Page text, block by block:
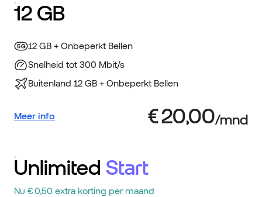
12 GB
12 GB + Onbeperkt Bellen
Snelheid tot 300 Mbit/s
Buitenland 12 GB + Onbeperkt Bellen
Meer info
Unlimited Start
Nu € 0,50 extra korting per maand